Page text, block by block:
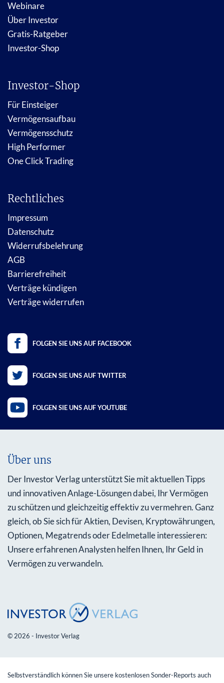
Webinare
Über Investor
Gratis-Ratgeber
Investor-Shop
Investor-Shop
Für Einsteiger
Vermögensaufbau
Vermögensschutz
High Performer
One Click Trading
Rechtliches
Impressum
Datenschutz
Widerrufsbelehrung
AGB
Barrierefreiheit
Verträge kündigen
Verträge widerrufen
FOLGEN SIE UNS AUF FACEBOOK
FOLGEN SIE UNS AUF TWITTER
FOLGEN SIE UNS AUF YOUTUBE
Über uns
Der Investor Verlag unterstützt Sie mit aktuellen Tipps
und innovativen Anlage-Lösungen dabei, Ihr Vermögen
zu schützen und gleichzeitig effektiv zu vermehren. Ganz
gleich, ob Sie sich für Aktien, Devisen, Kryptowährungen,
Optionen, Megatrends oder Edelmetalle interessieren:
Unsere erfahrenen Analysten helfen Ihnen, Ihr Geld in
Vermögen zu verwandeln.
© 2026 - Investor Verlag
Selbstverständlich können Sie unsere kostenlosen Sonder-Reports auch